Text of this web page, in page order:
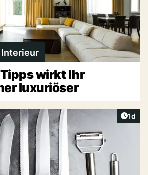
Interieur
wirkt Ihr
luxuriöser
1d